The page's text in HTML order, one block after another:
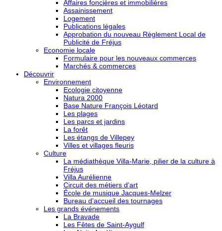
Affaires foncières et immobilières
Assainissement
Logement
Publications légales
Approbation du nouveau Règlement Local de
Publicité de Fréjus
Economie locale
Formulaire pour les nouveaux commerces
Marchés & commerces
Découvrir
Environnement
Ecologie citoyenne
Natura 2000
Base Nature François Léotard
Les plages
Les parcs et jardins
La forêt
Les étangs de Villepey
Villes et villages fleuris
Culture
La médiathèque Villa-Marie, pilier de la culture à
Fréjus
Villa Aurélienne
Circuit des métiers d’art
École de musique Jacques-Melzer
Bureau d’accueil des tournages
Les grands événements
La Bravade
Les Fêtes de Saint-Aygulf